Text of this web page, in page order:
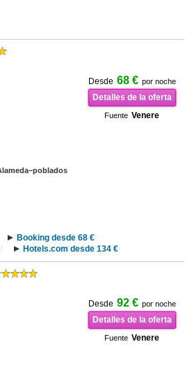
Desde 68 € por noche
Detalles de la oferta
Fuente Venere
Booking desde 68 €
Hotels.com desde 134 €
Desde 92 € por noche
Detalles de la oferta
Fuente Venere